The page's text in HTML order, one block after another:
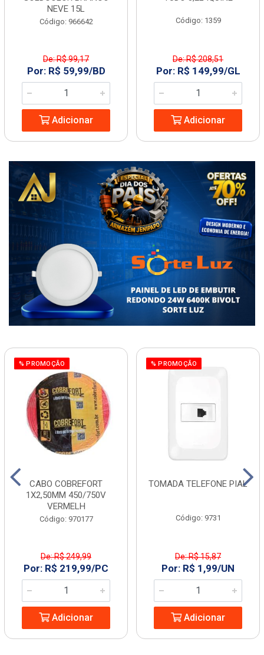
NEVE 15L
Código: 966642
De: R$ 99,17
Por: R$ 59,99/BD
Adicionar
Código: 1359
De: R$ 208,51
Por: R$ 149,99/GL
Adicionar
% PROMOÇÃO
CABO COBREFORT
1X2,50MM 450/750V
VERMELH
Código: 970177
De: R$ 249,99
Por: R$ 219,99/PC
Adicionar
% PROMOÇÃO
TOMADA TELEFONE PIAL
Código: 9731
De: R$ 15,87
Por: R$ 1,99/UN
Adicionar